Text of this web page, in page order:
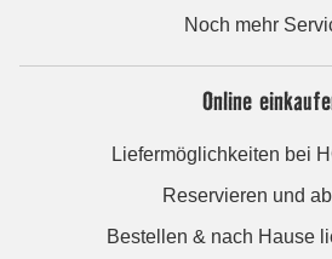
Noch mehr
Online
Liefermöglichkeiten bei
Reservieren und
Bestellen & nach Hause